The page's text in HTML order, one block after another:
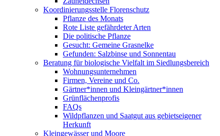
Koordinierungsstelle Florenschutz
Pflanze des Monats
Rote Liste gefährdeter Arten
Die politische Pflanze
Gesucht: Gemeine Grasnelke
Gefunden: Salzbinse und Sonnentau
Beratung für biologische Vielfalt im Siedlungsbereich
Wohnungsunternehmen
Firmen, Vereine und Co.
Gärtner*innen und Kleingärtner*innen
Grünflächenprofis
FAQs
Wildpflanzen und Saatgut aus gebietseigener
Herkunft
Kleingewässer und Moore